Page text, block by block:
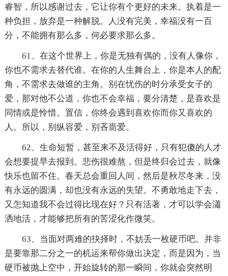
睿智，所以感谢过去，它让你有个更好的未来。执着是一
种负担，放弃是一种解脱。人没有完美，幸福没有一百
分，不能拥有那么多，何必要求那么多。
61、在这个世界上，你是无独有偶的，没有人像你，
你也不需求去替代谁。在你的人生舞台上，你是本人的配
角，不需求去做谁的主角。别在忧伤的时分承受女子的
爱，那对他不公道，你也不会幸福，要分清楚，是喜欢是
同情或是怜惜。置信，你终会遇到喜欢你而你又喜欢的
人。所以，别纵容爱，别吝啬爱。
62、生命短暂，甚至来不及活得好，只有犯傻的人才
会想要提早去报到。悲伤很难熬，但是终归会过去，就像
快乐也留不住。春天总会重回人间，然后是秋尽冬来，没
有永远的圆满，却也没有永远的失望。不勇敢地走下去，
又怎知道我不会过得比现在好？只有活著，才可以学会瀟
洒地活，才能够把所有的苦涩化作微笑。
63、当面对两难的抉择时，不妨丢一枚硬币吧。并非
是要靠那二分之一的机运来帮你做出决定，而是因为，当
硬币被抛上空中，开始旋转的那一瞬间，你就会突然明